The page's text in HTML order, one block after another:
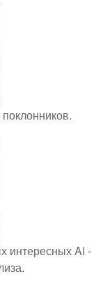
интересных AI -